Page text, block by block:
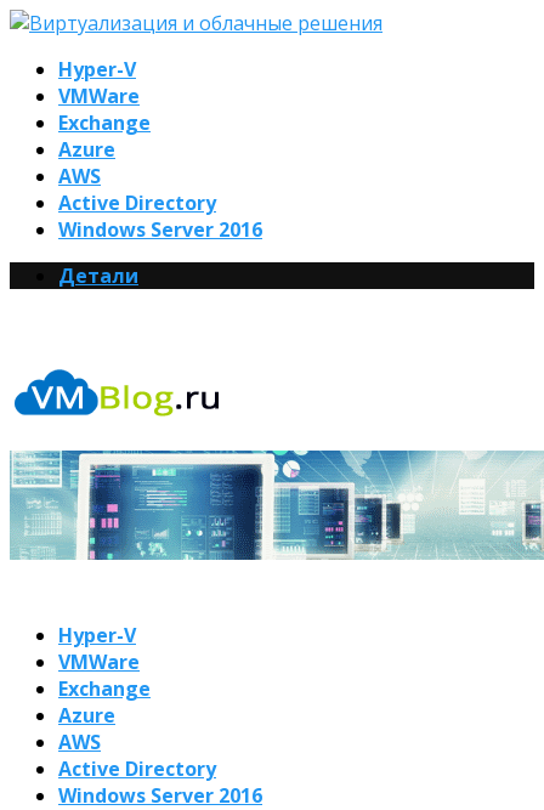
Hyper-V
VMWare
Exchange
Azure
AWS
Active Directory
Windows Server 2016
Детали
Hyper-V
VMWare
Exchange
Azure
AWS
Active Directory
Windows Server 2016